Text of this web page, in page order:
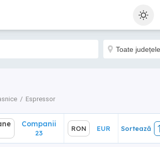
Espressor
Sortează
Companii
23
RON EUR Sortează